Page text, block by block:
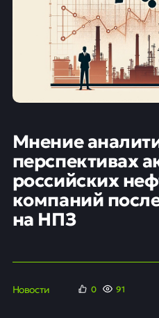
Мнение
перспективах
российских
компаний
на НПЗ
Новости 0 91